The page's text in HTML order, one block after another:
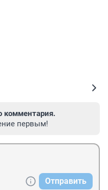
комментария.
первым!
Отправить